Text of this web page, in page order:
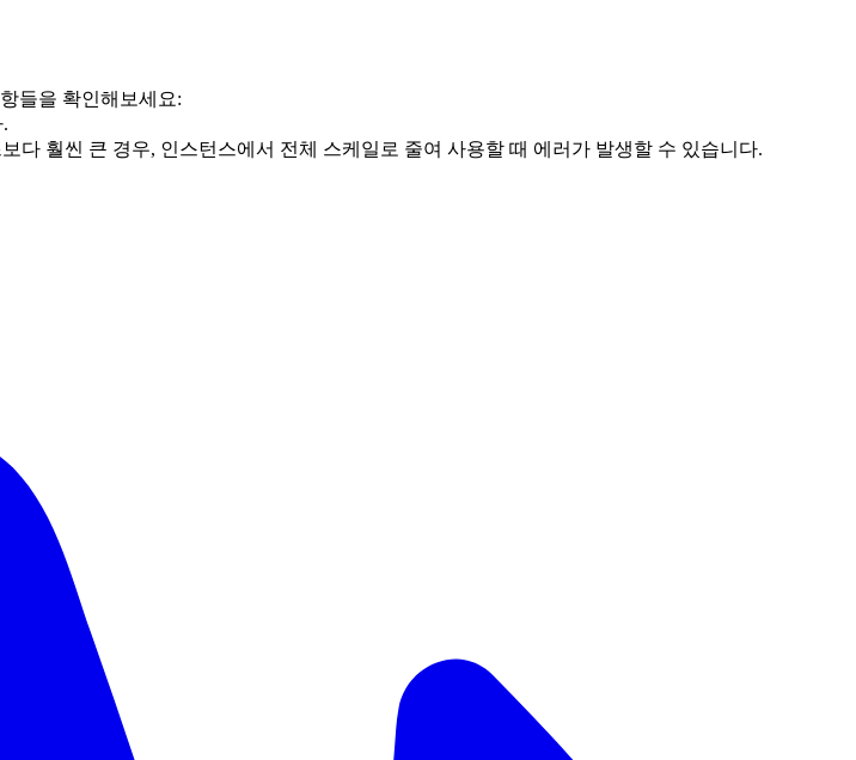
들을 확인해보세요:
다 훨씬 큰 경우, 인스턴스에서 전체 스케일로 줄여 사용할 때 에러가 발생할 수 있습니다.